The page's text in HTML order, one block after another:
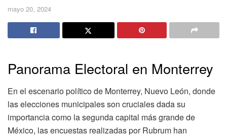
mayo 20, 2024
Panorama Electoral en Monterrey
En el escenario político de Monterrey, Nuevo León, donde
las elecciones municipales son cruciales dada su
importancia como la segunda capital más grande de
México, las encuestas realizadas por Rubrum han